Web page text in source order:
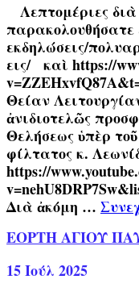
Λεπτομέριες
παρακολουθήσατε
εκδηλώσεις/
εις/ καὶ https://
Θείαν
ἀνιδιοτελῶς
Θελήσεως ὑπὲρ
φίλτατος κ.
https://
Διὰ ἀκόμη …
ΕΟΡΤΗ ΑΓΙΟΥ
15Ιούλ 2025